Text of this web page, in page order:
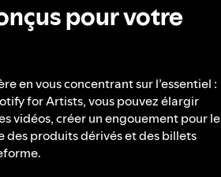
pour votre
en vous concentrant sur l’essentiel :
for Artists, vous pouvez élargir
vidéos, créer un engouement pour le
des produits dérivés et des billets